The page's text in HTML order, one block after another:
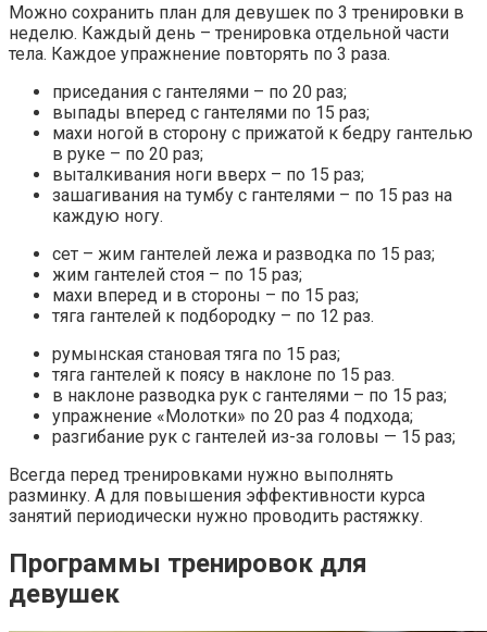
Можно сохранить план для девушек по 3 тренировки в
неделю. Каждый день – тренировка отдельной части
тела. Каждое упражнение повторять по 3 раза.
приседания с гантелями – по 20 раз;
выпады вперед с гантелями по 15 раз;
махи ногой в сторону с прижатой к бедру гантелью
в руке – по 20 раз;
выталкивания ноги вверх – по 15 раз;
зашагивания на тумбу с гантелями – по 15 раз на
каждую ногу.
сет – жим гантелей лежа и разводка по 15 раз;
жим гантелей стоя – по 15 раз;
махи вперед и в стороны – по 15 раз;
тяга гантелей к подбородку – по 12 раз.
румынская становая тяга по 15 раз;
тяга гантелей к поясу в наклоне по 15 раз.
в наклоне разводка рук с гантелями – по 15 раз;
упражнение «Молотки» по 20 раз 4 подхода;
разгибание рук с гантелей из-за головы — 15 раз;
Всегда перед тренировками нужно выполнять
разминку. А для повышения эффективности курса
занятий периодически нужно проводить растяжку.
Программы тренировок для
девушек